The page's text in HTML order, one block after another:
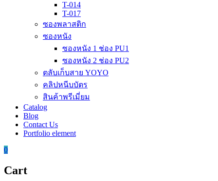
T-014
T-017
ซองพลาสติก
ซองหนัง
ซองหนัง 1 ช่อง PU1
ซองหนัง 2 ช่อง PU2
ตลับเก็บสาย YOYO
คลิปหนีบบัตร
สินค้าพรีเมี่ยม
Catalog
Blog
Contact Us
Portfolio element
0
Cart